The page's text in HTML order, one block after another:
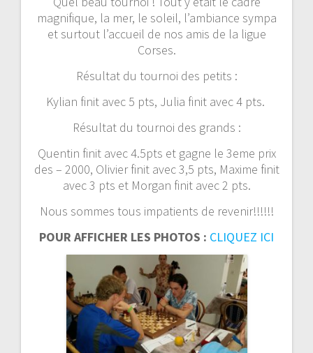
magnifique, la mer, le soleil, l’ambiance sympa
et surtout l’accueil de nos amis de la ligue
Corses.
Résultat du tournoi des petits :
Kylian finit avec 5 pts, Julia finit avec 4 pts.
Résultat du tournoi des grands :
Quentin finit avec 4.5pts et gagne le 3eme prix
des – 2000, Olivier finit avec 3,5 pts, Maxime finit
avec 3 pts et Morgan finit avec 2 pts.
Nous sommes tous impatients de revenir!!!!!!
POUR AFFICHER LES PHOTOS : CLIQUEZ ICI